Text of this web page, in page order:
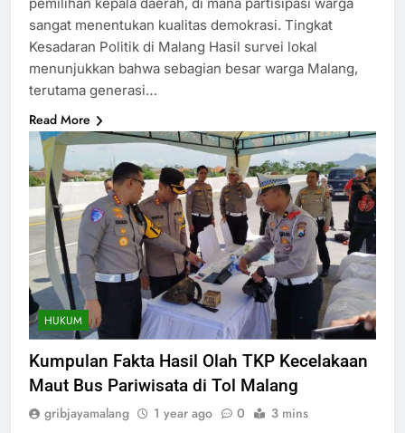
pemilihan kepala daerah, di mana partisipasi warga
sangat menentukan kualitas demokrasi. Tingkat
Kesadaran Politik di Malang Hasil survei lokal
menunjukkan bahwa sebagian besar warga Malang,
terutama generasi…
Read More
HUKUM
Kumpulan Fakta Hasil Olah TKP Kecelakaan
Maut Bus Pariwisata di Tol Malang
gribjayamalang 1 year ago 0 3 mins